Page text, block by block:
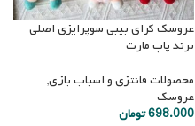
عروسک کرای بیبی سوپرایزی اصلی
برند پاپ مارت
محصولات فانتزی و اسباب بازی,
عروسک
698.000تومان